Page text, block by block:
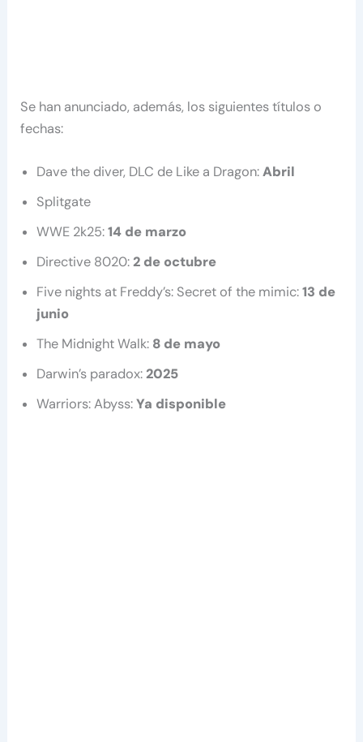
Se han anunciado, además, los siguientes títulos o
fechas:
Dave the diver, DLC de Like a Dragon:Abril
Splitgate
WWE 2k25:14 de marzo
Directive 8020:2 de octubre
Five nights at Freddy’s: Secret of the mimic:13 de
junio
The Midnight Walk: 8 de mayo
Darwin’s paradox:2025
Warriors: Abyss:Ya disponible